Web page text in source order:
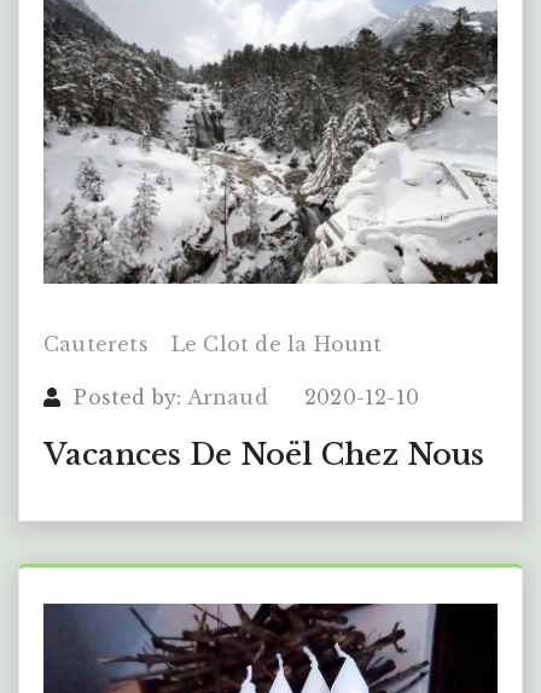
Cauterets Le Clot de la Hount
Posted by: Arnaud 2020-12-10
Vacances De Noël Chez Nous